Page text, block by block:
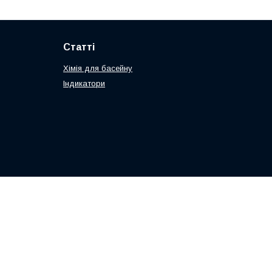
Статті
Хімія для басейну
Індикатори